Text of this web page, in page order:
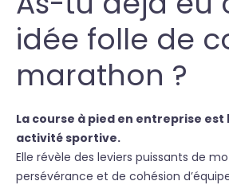
idée folle de
marathon ?
La course à pied en entreprise est
activité sportive.
Elle révèle des leviers puissants de
persévérance et de cohésion